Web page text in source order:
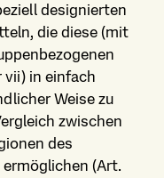
designierten
die diese (mit
vii) in einfach
Weise zu
zwischen
des
(Art.